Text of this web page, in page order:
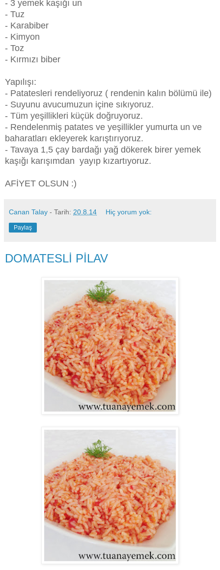
- 3 yemek kaşığı un
- Tuz
- Karabiber
- Kimyon
- Toz
- Kırmızı biber
Yapılışı:
- Patatesleri rendeliyoruz ( rendenin kalın bölümü ile)
- Suyunu avucumuzun içine sıkıyoruz.
- Tüm yeşillikleri küçük doğruyoruz.
- Rendelenmiş patates ve yeşillikler yumurta un ve
baharatları ekleyerek karıştırıyoruz.
- Tavaya 1,5 çay bardağı yağ dökerek birer yemek
kaşığı karışımdan yayıp kızartıyoruz.
AFİYET OLSUN :)
Canan Talay - Tarih: 20.8.14 Hiç yorum yok:
Paylaş
DOMATESLİ PİLAV